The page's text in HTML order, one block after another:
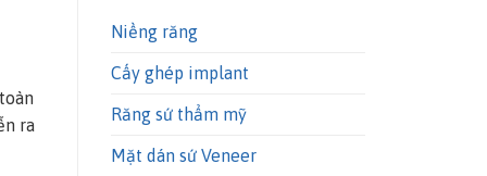
ra
Niềng răng
Cấy ghép implant
Răng sứ thẩm mỹ
Mặt dán sứ Veneer